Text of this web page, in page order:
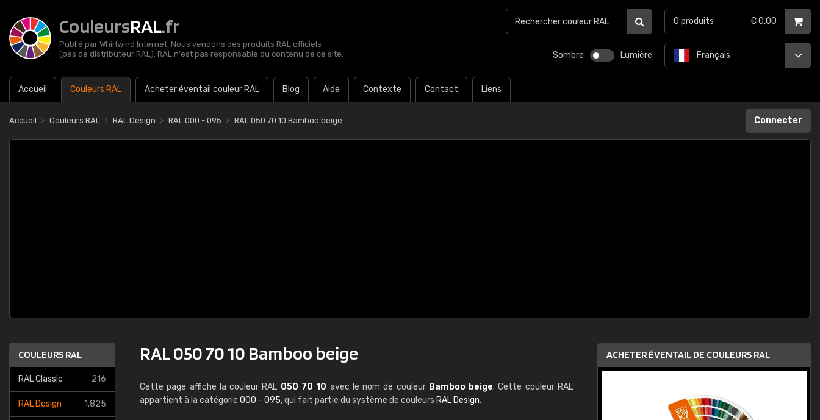
CouleursRAL.fr
Publié par Whirlwind Internet. Nous vendons des produits RAL officiels
(pas de distributeur RAL). RAL n'est pas responsable du contenu de ce site.
Sombre Lumière
Accueil Couleurs RAL Acheter éventail couleur RAL Blog Aide Contexte Contact Liens
Français
0 produits € 0,00
Accueil Couleurs RAL RAL Design RAL 000 - 095 RAL 050 70 10 Bamboo beige Connecter
COULEURS RAL
RAL Classic 216
RAL Design 1.825
RAL 050 70 10 Bamboo beige
Cette page affiche la couleur RAL 050 70 10 avec le nom de couleur Bamboo beige. Cette couleur RAL
appartient à la catégorie 000 - 095, qui fait partie du système de couleurs RAL Design.
ACHETER ÉVENTAIL DE COULEURS RAL